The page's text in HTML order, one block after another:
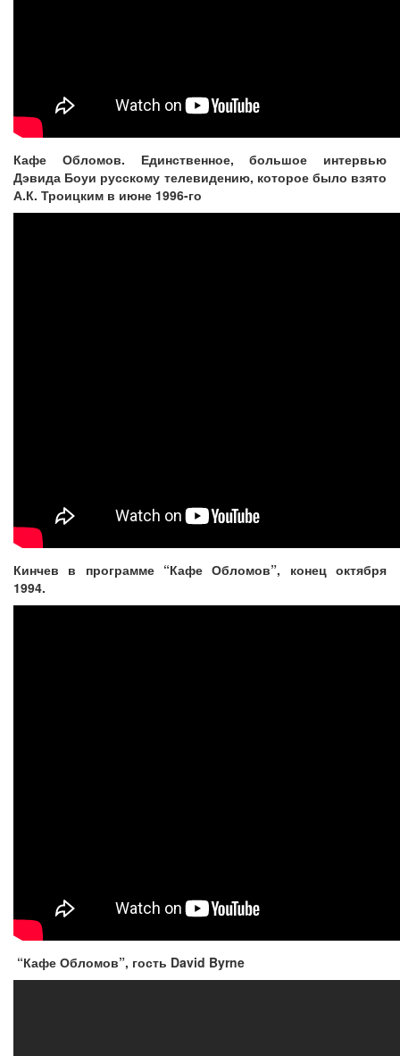
Кафе Обломов. Единственное, большое интервью
Дэвида Боуи русскому телевидению, которое было взято
А.К. Троицким в июне 1996-го
Кинчев в программе “Кафе Обломов”, конец октября
1994.
“Кафе Обломов”, гость David Byrne